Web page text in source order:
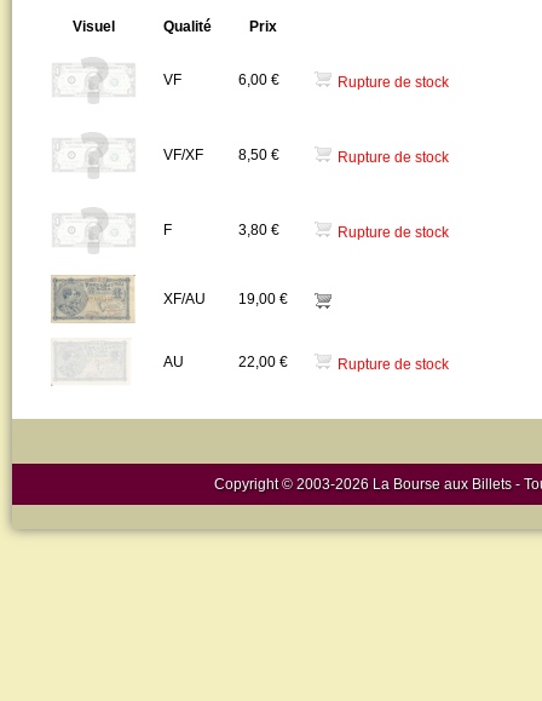
Visuel Qualité Prix
VF 6,00 € Rupture de stock
VF/XF 8,50 € Rupture de stock
F 3,80 € Rupture de stock
XF/AU 19,00 €
AU 22,00 € Rupture de stock
Copyright © 2003-2026 La Bourse aux Billets -